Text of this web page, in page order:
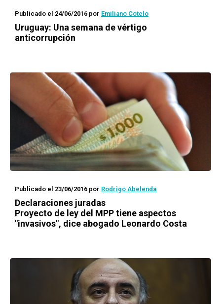
Publicado el 24/06/2016 por Emiliano Cotelo
Uruguay: Una semana de vértigo
anticorrupción
Publicado el 23/06/2016 por Rodrigo Abelenda
Declaraciones juradas
Proyecto de ley del MPP tiene aspectos
"invasivos", dice abogado Leonardo Costa